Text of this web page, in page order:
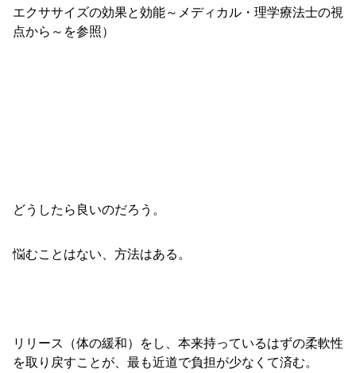
エクササイズの効果と効能～メディカル・理学療法士の視
点から～を参照）
どうしたら良いのだろう。
悩むことはない、方法はある。
リリース（体の緩和）をし、本来持っているはずの柔軟性
を取り戻すことが、最も近道で負担が少なくて済む。